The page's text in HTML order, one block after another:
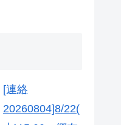
[連絡
20260804]8/22(